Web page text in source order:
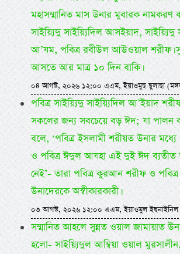
মহাসম্মানিত মাস উনার মুবারক নামকরণ
সাইয়্যিদু সাইয়্যিদিল আসইয়াদ, সাইয়্যিদু
আ’যম, পবিত্র রবীউল আউওয়াল শরীফ।
আসতে আর মাত্র ১০ দিন বাকি।
০৪ আগস্ট, ২০২৬ ১২:০০ এএম, ইয়াওমুছ ছুলাছা
পবিত্র সাইয়্যিদু সাইয়্যিদিল আ’ইয়াদ
সকলের জন্য সবচেয়ে বড় ঈদ; যা পালন
বলে, ‘পবিত্র ইসলামী শরীয়ত উনার
ও পবিত্র ঈদুল আযহা এই দুই ঈদ
নেই’- তারা পবিত্র কুরআন শরীফ ও
উনাদেরকে অস্বীকারকারী।
০৩ আগস্ট, ২০২৬ ১২:০০ এএম, ইয়াওমুল
সম্মানিত আহলে সুন্নত ওয়াল জামায়াত
হলো- সাইয়্যিদুল আম্বিয়া ওয়াল